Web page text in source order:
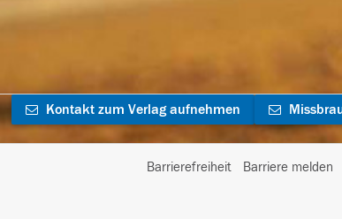
Kontakt zum Verlag aufnehmen
Barrierefreiheit Barriere melden